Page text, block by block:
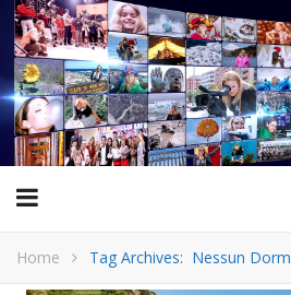
Home Tag Archives: Nessun